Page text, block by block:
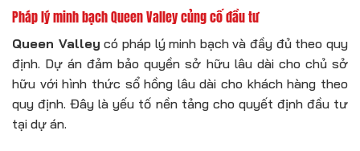
Pháp lý minh bạch Queen Valley củng cố đầu tư
Queen Valley có pháp lý minh bạch và đầy đủ theo quy
định. Dự án đảm bảo quyền sở hữu lâu dài cho chủ sở
hữu với hình thức sổ hồng lâu dài cho khách hàng theo
quy định. Đây là yếu tố nền tảng cho quyết định đầu tư
tại dự án.